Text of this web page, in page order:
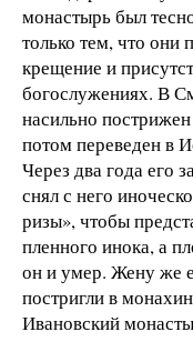
монастырь был
только тем, что они
крещение и
богослужениях. В
насильно
потом переведен в
Через два года его
снял с него
ризы», чтобы
пленного инока, а
он и умер. Жену же
постригли в
Ивановский